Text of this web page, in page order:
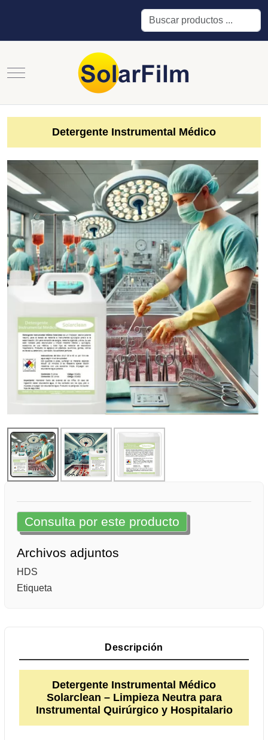
Buscar
Mobile Menu Toggle
Detergente Instrumental Médico
Consulta por este producto
Archivos adjuntos
HDS
Etiqueta
Descripción
Detergente Instrumental Médico
Solarclean – Limpieza Neutra para
Instrumental Quirúrgico y Hospitalario